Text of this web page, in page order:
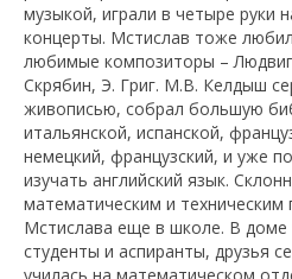
музыкой, играли в четыре руки
концерты. Мстислав тоже
любимые композиторы –
Скрябин, Э. Григ. М.В. Келдыш
живописью, собрал большую
итальянской, испанской,
немецкий, французский, и уже
изучать английский язык.
математическим и
Мстислава еще в школе. В доме
студенты и аспиранты, друзья